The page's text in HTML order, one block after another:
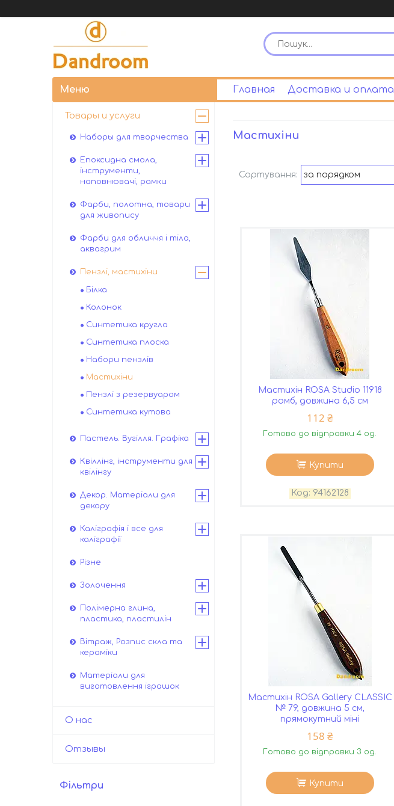
Главная Доставка и оплата
Мастихіни
Мастихін ROSA Studio 11918
ромб, довжина 6,5 см
112 ₴
Готово до відправки 4 од.
Купити
94162128
Мастихін ROSA Gallery CLASSIC
№ 79, довжина 5 см,
прямокутний міні
158 ₴
Готово до відправки 3 од.
Купити
Товары и услуги
Наборы для творчества
Епоксидна смола,
інструменти,
наповнювачі, рамки
Фарби, полотна, товари
для живопису
Фарби для обличчя і тіла,
аквагрим
Пензлі, мастихіни
Білка
Колонок
Синтетика кругла
Синтетика плоска
Набори пензлів
Мастихіни
Пензлі з резервуаром
Синтетика кутова
Пастель. Вугілля. Графіка
Квіллінг, інструменти для
квілінгу
Декор. Матеріали для
декору
Каліграфія і все для
каліграфії
Різне
Золочення
Полімерна глина,
пластика, пластилін
Вітраж, Розпис скла та
кераміки
Матеріали для
виготовлення іграшок
О нас
Отзывы
Фільтри